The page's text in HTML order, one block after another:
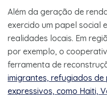
Além da geração de
exercido um papel social
realidades locais. Em
por exemplo, o
ferramenta de
imigrantes, refugiados de
expressivos, como Haiti,